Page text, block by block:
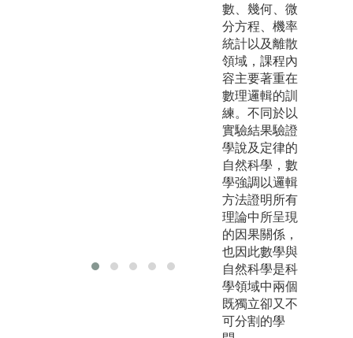
定結論。使用
規則和前提來
推導出結論。
歸納用來決定
規則。藉由大
量的前提和結
論所組成的例
子來學習規
則。
溯因用來決定
前提。藉由結
論和規則來支
援前提以解釋
結論。
數、幾何、微
分方程、機率
統計以及離散
領域，課程內
容主要著重在
數理邏輯的訓
練。不同於以
實驗結果驗證
學說及定律的
自然科學，數
學強調以邏輯
方法證明所有
理論中所呈現
的因果關係，
也因此數學與
自然科學是科
學領域中兩個
既獨立卻又不
可分割的學